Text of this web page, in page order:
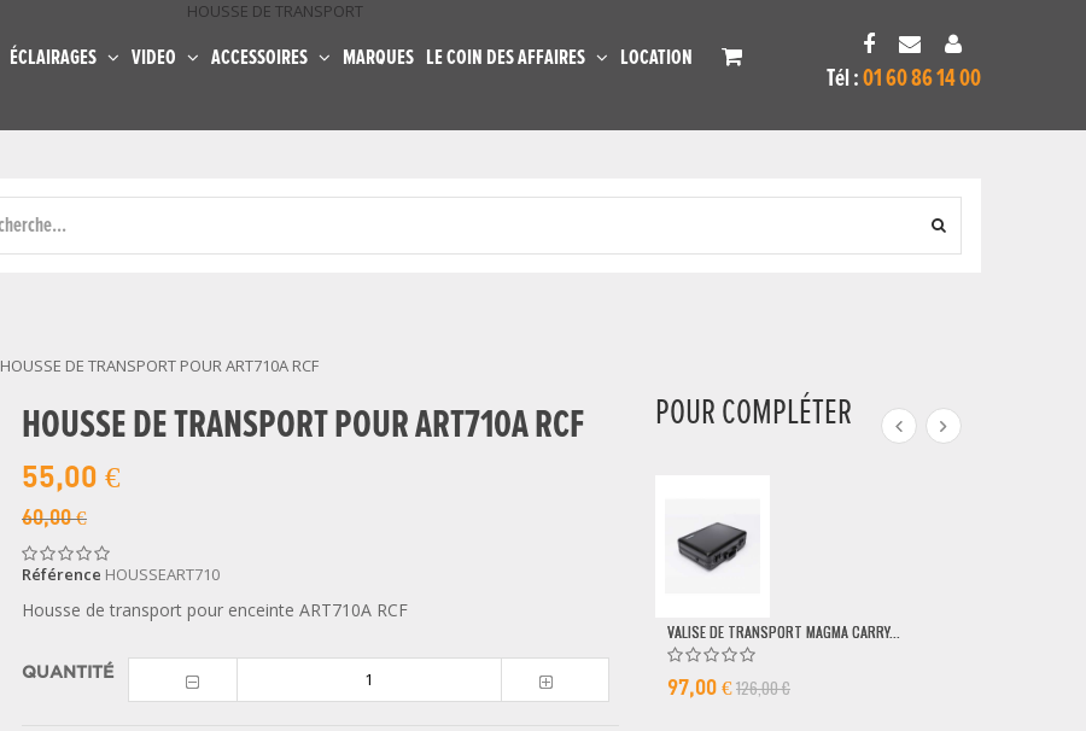
ÉCLAIRAGES VIDEO ACCESSOIRES MARQUES LE COIN DES AFFAIRES LOCATION
Tél : 01 60 86 14 00
HOUSSE DE TRANSPORT
HOUSSE DE TRANSPORT POUR ART710A RCF
HOUSSE DE TRANSPORT POUR ART710A RCF
55,00 €
60,00 €
Référence HOUSSEART710
Housse de transport pour enceinte ART710A RCF
QUANTITÉ
POUR COMPLÉTER
VALISE DE TRANSPORT MAGMA CARRY...
97,00 €126,00 €